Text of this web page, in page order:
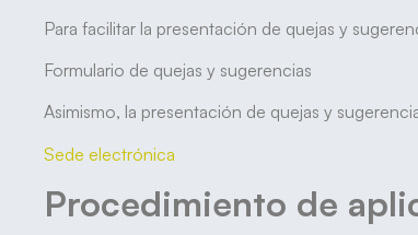
Para facilitar la presentación de quejas y
Formulario de quejas y sugerencias
Asimismo, la presentación de quejas y
Sede electrónica
Procedimiento de